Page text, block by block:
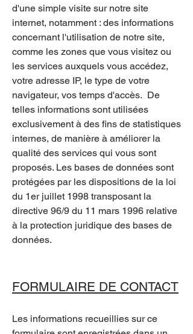
d'une simple visite sur notre site
internet, notamment : des informations
concernant l'utilisation de notre site,
comme les zones que vous visitez ou
les services auxquels vous accédez,
votre adresse IP, le type de votre
navigateur, vos temps d'accès. De
telles informations sont utilisées
exclusivement à des fins de statistiques
internes, de manière à améliorer la
qualité des services qui vous sont
proposés. Les bases de données sont
protégées par les dispositions de la loi
du 1er juillet 1998 transposant la
directive 96/9 du 11 mars 1996 relative
à la protection juridique des bases de
données.
FORMULAIRE DE CONTACT
Les informations recueillies sur ce